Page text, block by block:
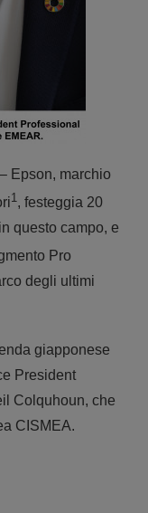
– Epson, marchio
1, festeggia 20
questo campo, e
Pro
degli ultimi
giapponese
President
Colquhoun, che
CISMEA.